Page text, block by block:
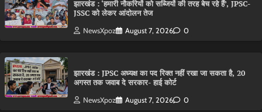
झारखंड : ‘हमारी नौकरियों को सब्जियों की तरह बेच रहे हैं’, JPSC-
JSSC को लेकर आंदोलन तेज
NewsXpoz August 7, 2026 0
झारखंड : JPSC अध्यक्ष का पद रिक्त नहीं रखा जा सकता है, 20
अगस्त तक जवाब दे सरकार- हाई कोर्ट
NewsXpoz August 7, 2026 0